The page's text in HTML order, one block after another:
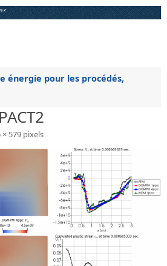
énergie pour les procédés,
× 579 pixels